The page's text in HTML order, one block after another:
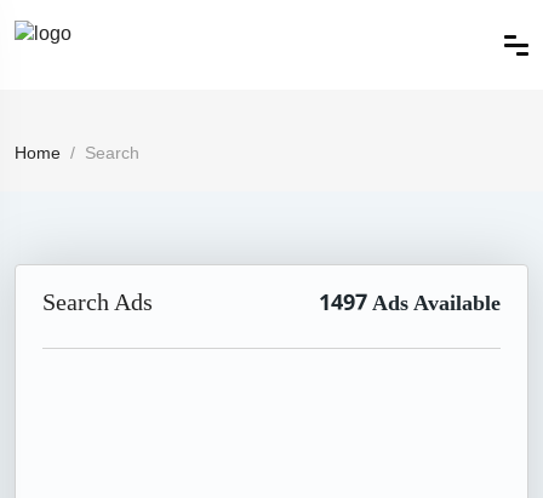
Home Search
Search Ads 1497Ads Available